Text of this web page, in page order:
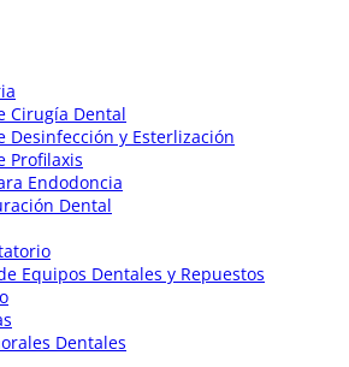
Cirugía Dental
Desinfección y Esterlización
Profilaxis
Endodoncia
Dental
Equipos Dentales y Repuestos
Dentales